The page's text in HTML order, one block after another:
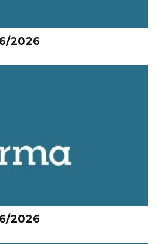
2026
2026